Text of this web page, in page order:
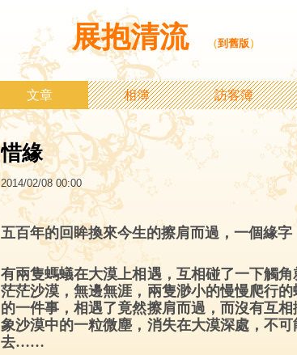
展抱清流 （到舊版）
文章 相簿 訪客簿
惜緣
2014/02/08 00:00
五百年的回眸換來今生的擦肩而過，一個緣
有兩隻螞蟻在大漠上相遇，互相碰了一下觸
茫茫沙漠，無邊無涯，兩隻渺小的慢慢爬行
的一件事，相遇了竟然擦肩而過，而沒有互
象沙漠中的一粒微塵，消失在大漠深處，不
去……